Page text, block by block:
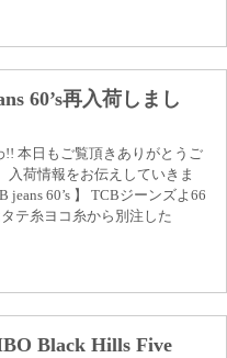
60’s再入荷しまし
!! 本日もご覧頂きありがとうご
入荷情報をお伝えしていきま
jeans 60’s 】 TCBジーンズよ66
テ糸ヨコ糸から別注した
Black Hills Five